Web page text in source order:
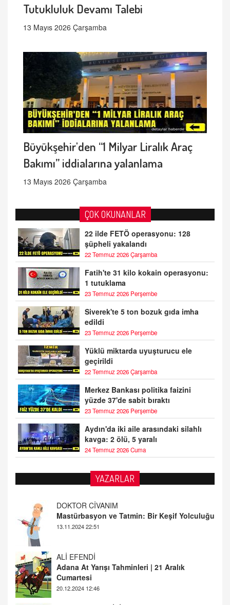
Tutukluluk Devamı Talebi
13 Mayıs 2026 Çarşamba
Büyükşehir'den “1 Milyar Liralık Araç
Bakımı” iddialarına yalanlama
13 Mayıs 2026 Çarşamba
ÇOK OKUNANLAR
22 ilde FETÖ operasyonu: 128
şüpheli yakalandı
22 Temmuz 2026 Çarşamba
Fatih'te 31 kilo kokain operasyonu:
1 tutuklama
23 Temmuz 2026 Perşembe
Siverek'te 5 ton bozuk gıda imha
edildi
23 Temmuz 2026 Perşembe
Yüklü miktarda uyuşturucu ele
geçirildi
22 Temmuz 2026 Çarşamba
Merkez Bankası politika faizini
yüzde 37'de sabit bıraktı
23 Temmuz 2026 Perşembe
Aydın'da iki aile arasındaki silahlı
kavga: 2 ölü, 5 yaralı
24 Temmuz 2026 Cuma
YAZARLAR
DOKTOR CİVANIM
13.11.2024 22:51
Cumartesi
20.12.2024 12:46
TUTKUNUN PERİSİ